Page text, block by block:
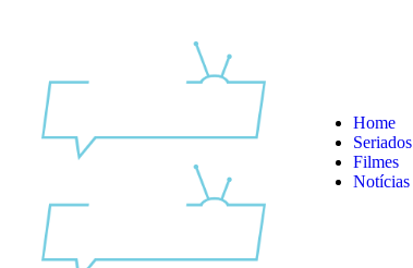
Home
Seriados
Filmes
Notícias